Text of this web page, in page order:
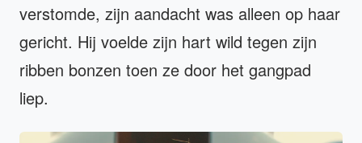
verstomde, zijn aandacht was alleen op haar
gericht. Hij voelde zijn hart wild tegen zijn
ribben bonzen toen ze door het gangpad
liep.